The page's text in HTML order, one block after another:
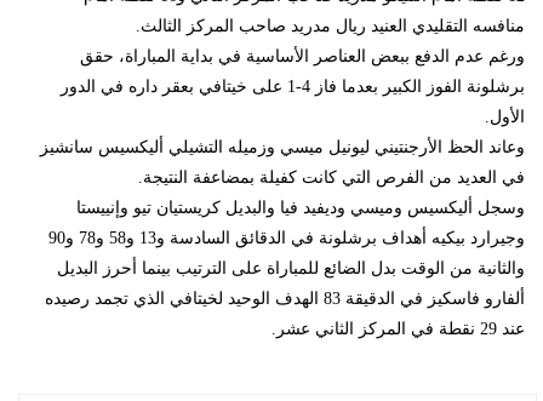
منافسه التقليدي العنيد ريال مدريد صاحب المركز الثالث.
ورغم عدم الدفع ببعض العناصر الأساسية في بداية المباراة، حقق
برشلونة الفوز الكبير بعدما فاز 4-1 على خيتافي بعقر داره في الدور
الأول.
وعاند الحظ الأرجنتيني ليونيل ميسي وزميله التشيلي أليكسيس سانشيز
في العديد من الفرص التي كانت كفيلة بمضاعفة النتيجة.
وسجل أليكسيس وميسي وديفيد فيا والبديل كريستيان تيو وإنييستا
وجيرارد بيكيه أهداف برشلونة في الدقائق السادسة و13 و58 و78 و90
والثانية من الوقت بدل الضائع للمباراة على الترتيب بينما أحرز البديل
ألفارو فاسكيز في الدقيقة 83 الهدف الوحيد لخيتافي الذي تجمد رصيده
عند 29 نقطة في المركز الثاني عشر.